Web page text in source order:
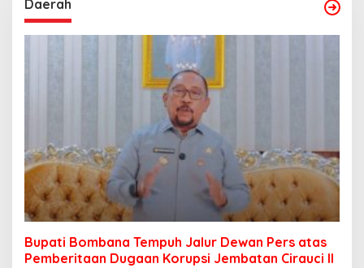
Daerah
Bupati Bombana Tempuh Jalur Dewan Pers atas
Pemberitaan Dugaan Korupsi Jembatan Cirauci II